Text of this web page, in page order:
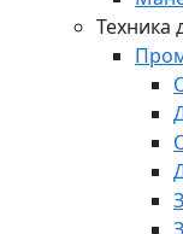
Техника